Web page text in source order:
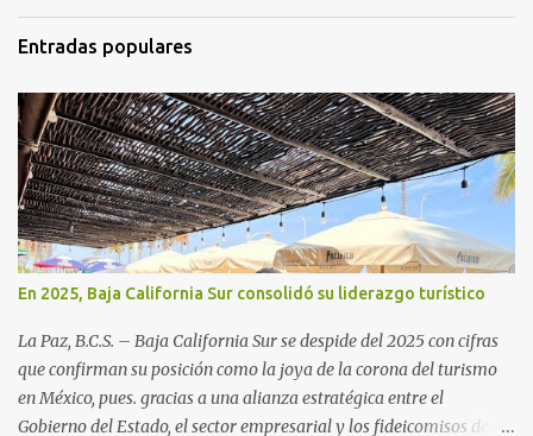
Entradas populares
En 2025, Baja California Sur consolidó su liderazgo turístico
La Paz, B.C.S. – Baja California Sur se despide del 2025 con cifras
que confirman su posición como la joya de la corona del turismo
en México, pues. gracias a una alianza estratégica entre el
Gobierno del Estado, el sector empresarial y los fideicomisos de